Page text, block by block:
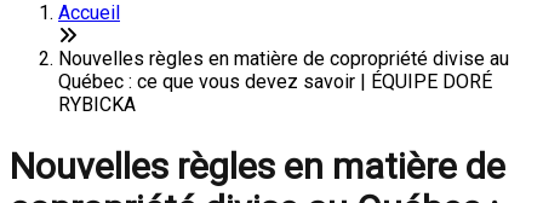
Accueil
Nouvelles règles en matière de copropriété divise au
Québec : ce que vous devez savoir | ÉQUIPE DORÉ
RYBICKA
Nouvelles règles en matière de